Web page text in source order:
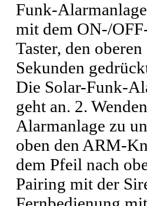
Funk-
mit dem ON-/
Taster, den
Sekunden
Die Solar-Funk-
geht an. 2.
Alarmanlage zu
oben den ARM-
dem Pfeil nach
Pairing mit der